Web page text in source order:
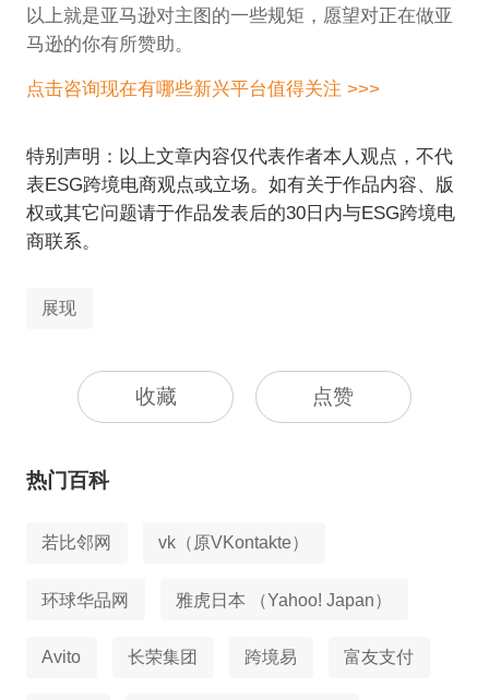
以上就是亚马逊对主图的一些规矩，愿望对正在做亚
马逊的你有所赞助。
点击咨询现在有哪些新兴平台值得关注 >>>
特别声明：以上文章内容仅代表作者本人观点，不代
表ESG跨境电商观点或立场。如有关于作品内容、版
权或其它问题请于作品发表后的30日内与ESG跨境电
商联系。
展现
收藏 点赞
热门百科
若比邻网 vk（原VKontakte）
环球华品网 雅虎日本 （Yahoo! Japan）
Avito 长荣集团 跨境易 富友支付